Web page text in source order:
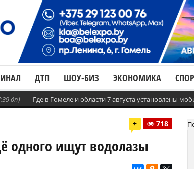
ДТП ШОУ-БИЗ ЭКОНОМИКА
дп) Где в Гомеле и области 7 августа установлены
+ 718
одного ищут водолазы